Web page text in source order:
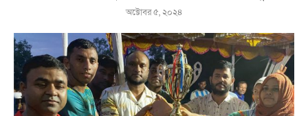
অক্টোবর ৫, ২০২৪